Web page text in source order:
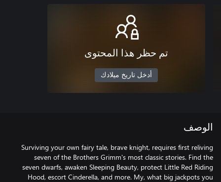
تم حظر هذا المحتوى
أدخل تاريخ ميلادك
الوصف
Surviving your own fairy tale, brave knight, requires first reliving
seven of the Brothers Grimm's most classic stories. Find the
seven dwarfs, awaken Sleeping Beauty, protect Little Red Riding
Hood, escort Cinderella, and more. My, what big jackpots you